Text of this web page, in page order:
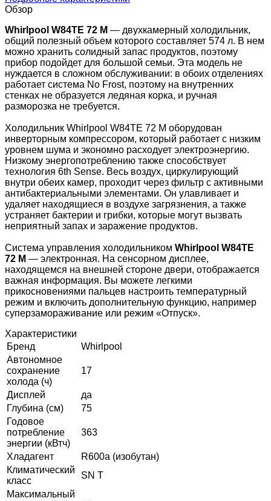
Обзор
Whirlpool W84TE 72 M — двухкамерный холодильник,
общий полезный объем которого составляет 574 л. В нем
можно хранить солидный запас продуктов, поэтому
прибор подойдет для большой семьи. Эта модель не
нуждается в сложном обслуживании: в обоих отделениях
работает система No Frost, поэтому на внутренних
стенках не образуется ледяная корка, и ручная
разморозка не требуется.
Холодильник Whirlpool W84TE 72 M оборудован
инверторным компрессором, который работает с низким
уровнем шума и экономно расходует электроэнергию.
Низкому энергопотреблению также способствует
технология 6th Sense. Весь воздух, циркулирующий
внутри обеих камер, проходит через фильтр с активными
антибактериальными элементами. Он улавливает и
удаляет находящиеся в воздухе загрязнения, а также
устраняет бактерии и грибки, которые могут вызвать
неприятный запах и заражение продуктов.
Система управления холодильником Whirlpool W84TE
72 M — электронная. На сенсорном дисплее,
находящемся на внешней стороне двери, отображается
важная информация. Вы можете легкими
прикосновениями пальцев настроить температурный
режим и включить дополнительную функцию, например
суперзамораживание или режим «Отпуск».
Характеристики
Бренд
Whirlpool
Автономное
сохранение
холода (ч)
17
Дисплей
да
Глубина (см)
75
Годовое
потребление
энергии (кВтч)
363
Хладагент
R600a (изобутан)
Климатический
класс
SN T
Максимальный